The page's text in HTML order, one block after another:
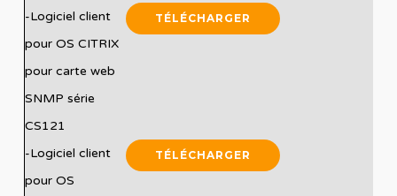
-Logiciel client
pour OS CITRIX
pour carte web
SNMP série
CS121
TÉLÉCHARGER
-Logiciel client
pour OS
TÉLÉCHARGER